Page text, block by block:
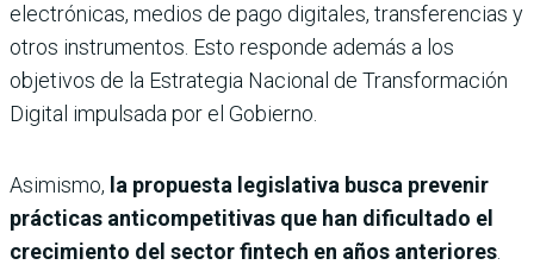
electrónicas, medios de pago digitales, transferencias y
otros instrumentos. Esto responde además a los
objetivos de la Estrategia Nacional de Transformación
Digital impulsada por el Gobierno.
Asimismo, la propuesta legislativa busca prevenir
prácticas anticompetitivas que han dificultado el
crecimiento del sector fintech en años anteriores.